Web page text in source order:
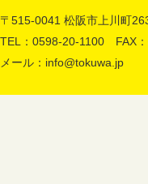
〒515-0041 松阪市上川町
TEL：0598-20-1100 FAX
メール： info@tokuwa.jp